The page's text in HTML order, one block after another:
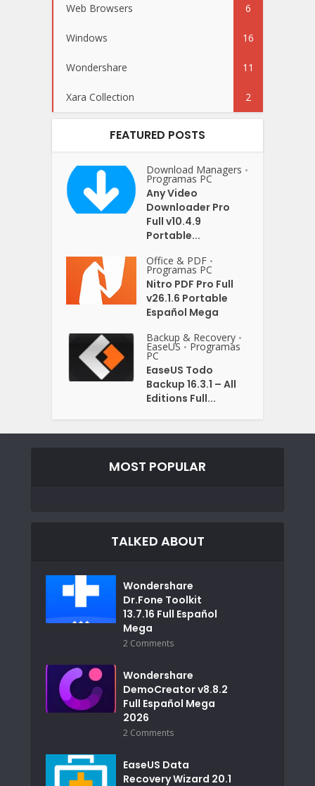
Web Browsers 6
Windows 16
Wondershare 11
Xara Collection 2
FEATURED POSTS
Download Managers •
Programas PC
Any Video
Downloader Pro
Full v10.4.9
Portable...
Office & PDF •
Programas PC
Nitro PDF Pro Full
v26.1.6 Portable
Español Mega
Backup & Recovery •
EaseUS • Programas
PC
EaseUS Todo
Backup 16.3.1 – All
Editions Full...
MOST POPULAR
TALKED ABOUT
Wondershare
Dr.Fone Toolkit
13.7.16 Full Español
Mega
2 Comments
Wondershare
DemoCreator v8.8.2
Full Español Mega
2026
2 Comments
EaseUS Data
Recovery Wizard 20.1